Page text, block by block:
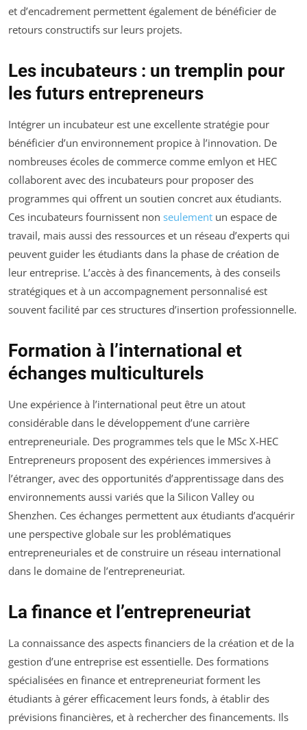
et d’encadrement permettent également de bénéficier de
retours constructifs sur leurs projets.
Les incubateurs : un tremplin pour
les futurs entrepreneurs
Intégrer un incubateur est une excellente stratégie pour
bénéficier d’un environnement propice à l’innovation. De
nombreuses écoles de commerce comme emlyon et HEC
collaborent avec des incubateurs pour proposer des
programmes qui offrent un soutien concret aux étudiants.
Ces incubateurs fournissent non seulement un espace de
travail, mais aussi des ressources et un réseau d’experts qui
peuvent guider les étudiants dans la phase de création de
leur entreprise. L’accès à des financements, à des conseils
stratégiques et à un accompagnement personnalisé est
souvent facilité par ces structures d’insertion professionnelle.
Formation à l’international et
échanges multiculturels
Une expérience à l’international peut être un atout
considérable dans le développement d’une carrière
entrepreneuriale. Des programmes tels que le MSc X-HEC
Entrepreneurs proposent des expériences immersives à
l’étranger, avec des opportunités d’apprentissage dans des
environnements aussi variés que la Silicon Valley ou
Shenzhen. Ces échanges permettent aux étudiants d’acquérir
une perspective globale sur les problématiques
entrepreneuriales et de construire un réseau international
dans le domaine de l’entrepreneuriat.
La finance et l’entrepreneuriat
La connaissance des aspects financiers de la création et de la
gestion d’une entreprise est essentielle. Des formations
spécialisées en finance et entrepreneuriat forment les
étudiants à gérer efficacement leurs fonds, à établir des
prévisions financières, et à rechercher des financements. Ils